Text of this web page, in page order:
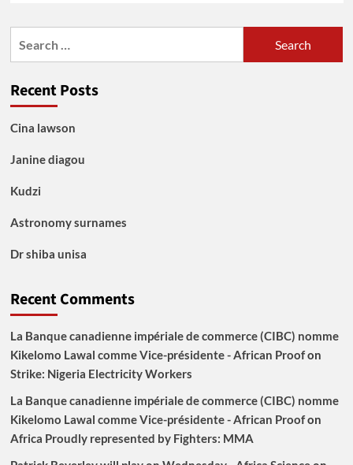
Recent Posts
Cina lawson
Janine diagou
Kudzi
Astronomy surnames
Dr shiba unisa
Recent Comments
La Banque canadienne impériale de commerce (CIBC) nomme
Kikelomo Lawal comme Vice-présidente - African Proofon
Strike: Nigeria Electricity Workers
La Banque canadienne impériale de commerce (CIBC) nomme
Kikelomo Lawal comme Vice-présidente - African Proofon
Africa Proudly represented by Fighters: MMA